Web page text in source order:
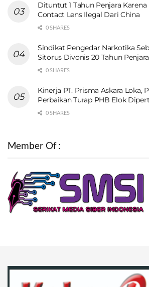
Dituntut 1 Tahun Penjara
Contact Lens Ilegal Dari China
0 SHARES
Sindikat Pengedar Narkotika
Sitorus Divonis 20 Tahun Penjara
0 SHARES
Kinerja PT. Prisma Askara Loka,
Perbaikan Turap PHB Elok
0 SHARES
Member Of :